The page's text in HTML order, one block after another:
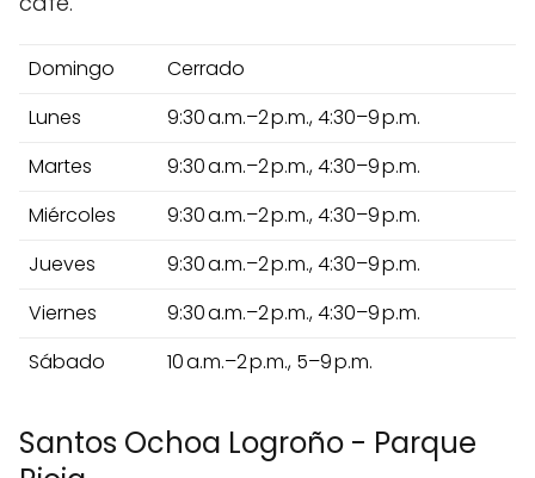
Domingo
Cerrado
Lunes
9:30 a.m.–2 p.m., 4:30–9 p.m.
Martes
9:30 a.m.–2 p.m., 4:30–9 p.m.
Miércoles
9:30 a.m.–2 p.m., 4:30–9 p.m.
Jueves
9:30 a.m.–2 p.m., 4:30–9 p.m.
Viernes
9:30 a.m.–2 p.m., 4:30–9 p.m.
Sábado
10 a.m.–2 p.m., 5–9 p.m.
Santos Ochoa Logroño - Parque